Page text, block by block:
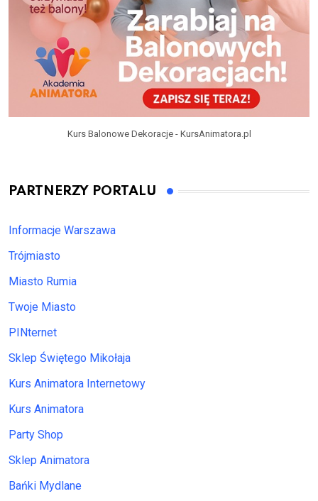
Kurs Balonowe Dekoracje - KursAnimatora.pl
PARTNERZY PORTALU
Informacje Warszawa
Trójmiasto
Miasto Rumia
Twoje Miasto
PINternet
Sklep Świętego Mikołaja
Kurs Animatora Internetowy
Kurs Animatora
Party Shop
Sklep Animatora
Bańki Mydlane